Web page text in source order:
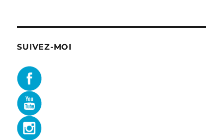
SUIVEZ-MOI